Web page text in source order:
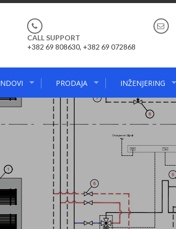
CALL SUPPORT
+382 69 808630, +382 69 072868
PRODAJA INŽENJERING